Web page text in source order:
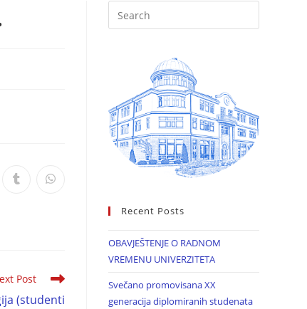
Post
(studenti
Recent Posts
OBAVJEŠTENJE O RADNOM
VREMENU UNIVERZITETA
Svečano promovisana XX
generacija diplomiranih studenata